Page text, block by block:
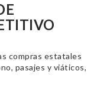
compras estatales
pasajes y viáticos,